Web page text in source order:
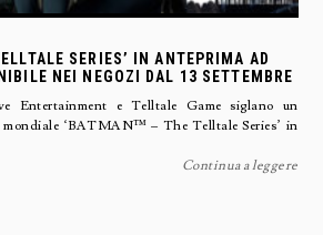
SERIES’ IN ANTEPRIMA AD
NEI NEGOZI DAL 13 SETTEMBRE
Entertainment e Telltale Game siglano un
‘BATMAN™ – The Telltale Series’ in
Continua a leggere